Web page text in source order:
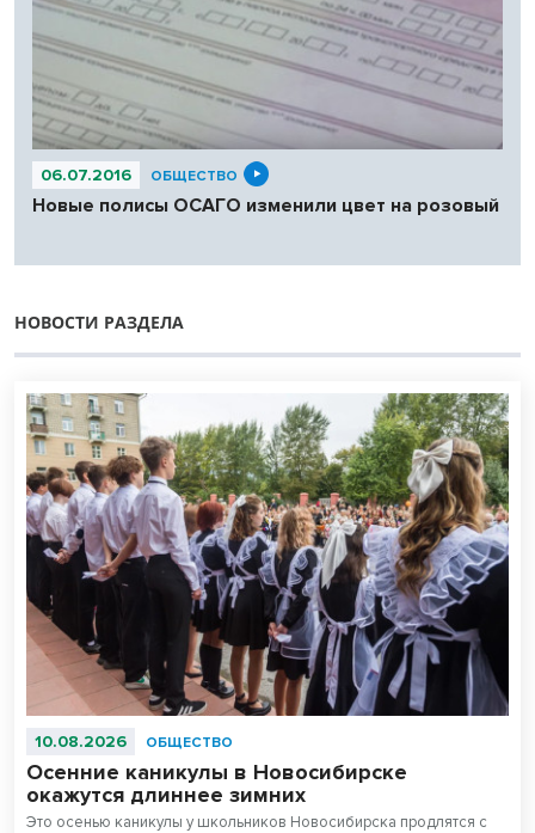
06.07.2016 ОБЩЕСТВО
Новые полисы ОСАГО изменили цвет на розовый
НОВОСТИ РАЗДЕЛА
10.08.2026 ОБЩЕСТВО
Осенние каникулы в Новосибирске
окажутся длиннее зимних
Это осенью каникулы у школьников Новосибирска продлятся с